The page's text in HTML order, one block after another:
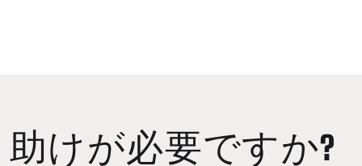
助けが必要ですか?